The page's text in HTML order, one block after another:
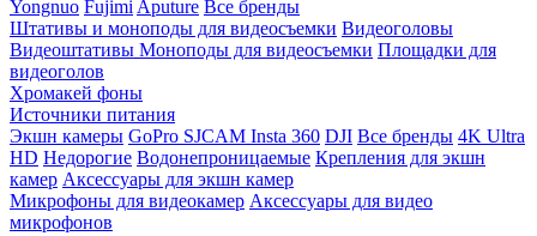
Yongnuo Fujimi Aputure Все бренды
Штативы и моноподы для видеосъемки Видеоголовы
Видеоштативы Моноподы для видеосъемки Площадки для
видеоголов
Хромакей фоны
Источники питания
Экшн камеры GoPro SJCAM Insta 360 DJI Все бренды 4K Ultra
HD Недорогие Водонепроницаемые Крепления для экшн
камер Аксессуары для экшн камер
Микрофоны для видеокамер Аксессуары для видео
микрофонов